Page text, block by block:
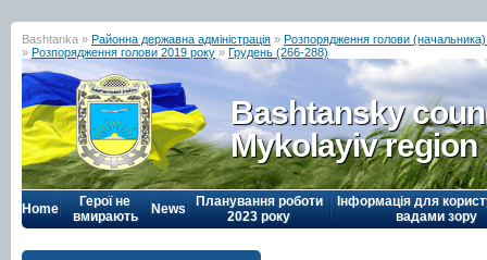
Bashtanka » Районна державна адміністрація » Розпорядження голови (начальника)
» Розпорядження голови 2019 року » Грудень (266-288)
Bashtansky
Mykolayiv region
Home
Герої не
вмирають
News
Планування роботи
2023 року
Інформація для
вадами зору